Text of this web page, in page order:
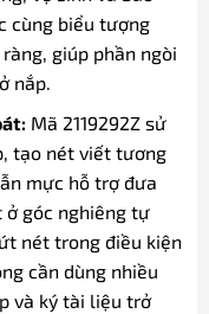
cùng biểu tượng
giúp phần ngòi
nắp.
Mã 2119292Z sử
tạo nét viết tương
mực hỗ trợ đưa
ở góc nghiêng tự
nét trong điều kiện
cần dùng nhiều
và ký tài liệu trở